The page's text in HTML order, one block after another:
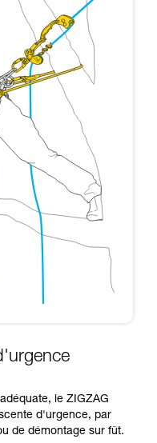
le ZIGZAG
d'urgence, par
de démontage sur fût.